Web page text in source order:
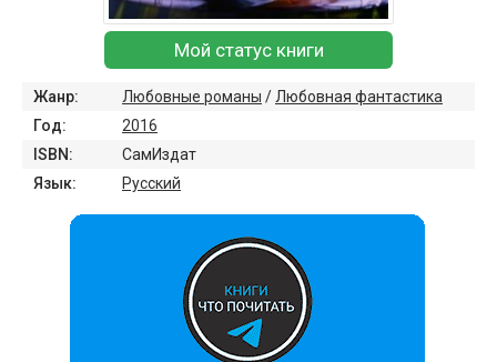
Мой статус книги
Жанр: Любовные романы / Любовная фантастика
Год:
2016
ISBN:
СамИздат
Язык:
Русский